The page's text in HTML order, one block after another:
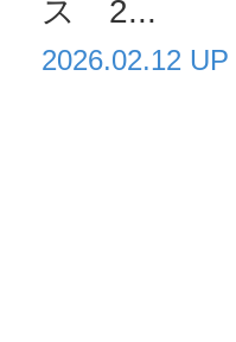
ス 2...
2026.02.12 UP